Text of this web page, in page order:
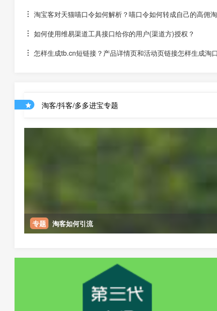
淘宝客对天猫喵口令如何解析？喵口令如何转成自己的高佣
如何使用维易渠道工具接口给你的用户(渠道方)授权？
怎样生成tb.cn短链接？产品详情页和活动页链接怎样生成淘
淘客/抖客/多多进宝专题
专题 淘客如何引流